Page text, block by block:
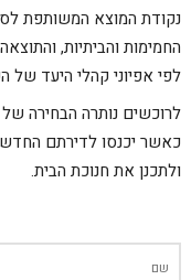
נקודת המוצא המשותפת
החמימות והביתיות,
לפי אפיוני קהלי היעד של
לרוכשים נותרה הבחירה
כאשר יכנסו לדירתם
ולתכנן את חנוכת הבית.